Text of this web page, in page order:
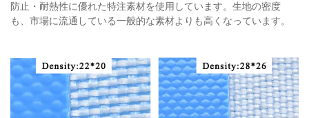
防止・耐熱性に優れた特注素材を使用しています。生地の密度
も、市場に流通している一般的な素材よりも高くなっています。